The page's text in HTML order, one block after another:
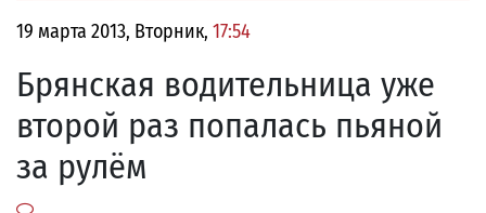
19 марта 2013, Вторник, 17:54
Брянская водительница уже
второй раз попалась пьяной
за рулём